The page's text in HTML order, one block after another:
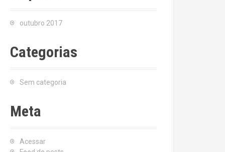
outubro 2017
Categorias
Sem categoria
Meta
Acessar